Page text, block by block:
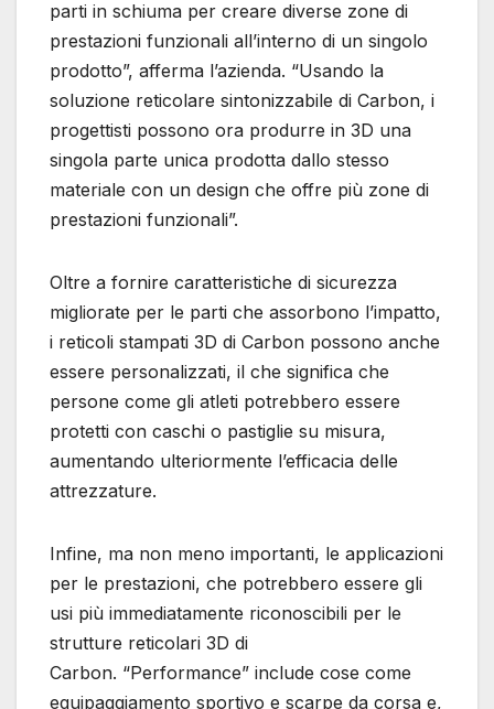
parti in schiuma per creare diverse zone di
prestazioni funzionali all’interno di un singolo
prodotto”, afferma l’azienda. “Usando la
soluzione reticolare sintonizzabile di Carbon, i
progettisti possono ora produrre in 3D una
singola parte unica prodotta dallo stesso
materiale con un design che offre più zone di
prestazioni funzionali”.
Oltre a fornire caratteristiche di sicurezza
migliorate per le parti che assorbono l’impatto,
i reticoli stampati 3D di Carbon possono anche
essere personalizzati, il che significa che
persone come gli atleti potrebbero essere
protetti con caschi o pastiglie su misura,
aumentando ulteriormente l’efficacia delle
attrezzature.
Infine, ma non meno importanti, le applicazioni
per le prestazioni, che potrebbero essere gli
usi più immediatamente riconoscibili per le
strutture reticolari 3D di
Carbon. “Performance” include cose come
equipaggiamento sportivo e scarpe da corsa e,